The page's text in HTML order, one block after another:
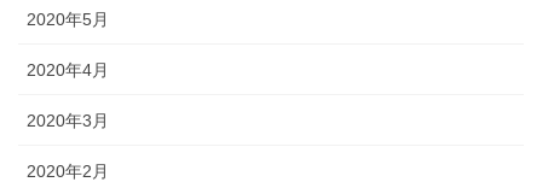
2020年5月
2020年4月
2020年3月
2020年2月